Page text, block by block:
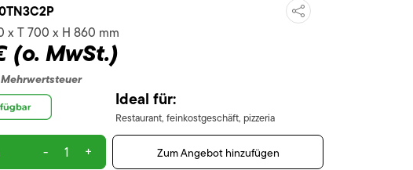
x T 700 x H 860 mm
(o. MwSt.)
Ideal für:
Restaurant, feinkostgeschäft, pizzeria
- + Zum Angebot hinzufügen